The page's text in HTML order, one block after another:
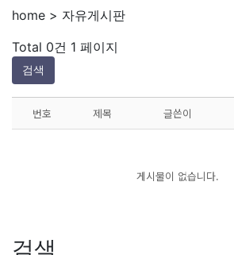
home > 자유게시판
Total 0건 1 페이지
검색
번호 제목 글쓴이
게시물이 없습니다.
검색